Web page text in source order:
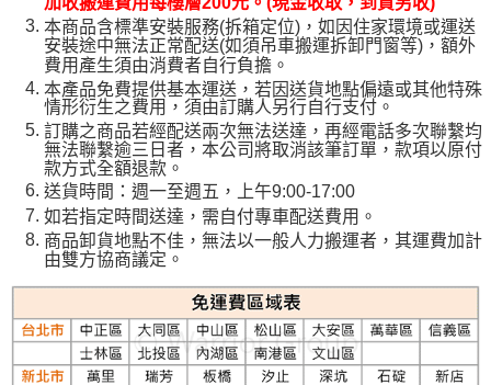
本商品含標準安裝服務(拆箱定位)，如因住家環境或運送
安裝途中無法正常配送(如須吊車搬運拆卸門窗等)，額外
費用產生須由消費者自行負擔。
本產品免費提供基本運送，若因送貨地點偏遠或其他特殊
情形衍生之費用，須由訂購人另行自行支付。
訂購之商品若經配送兩次無法送達，再經電話多次聯繫均
無法聯繫逾三日者，本公司將取消該筆訂單，款項以原付
款方式全額退款。
送貨時間：週一至週五，上午9:00-17:00
如若指定時間送達，需自付專車配送費用。
商品卸貨地點不佳，無法以一般人力搬運者，其運費加計
由雙方協商議定。